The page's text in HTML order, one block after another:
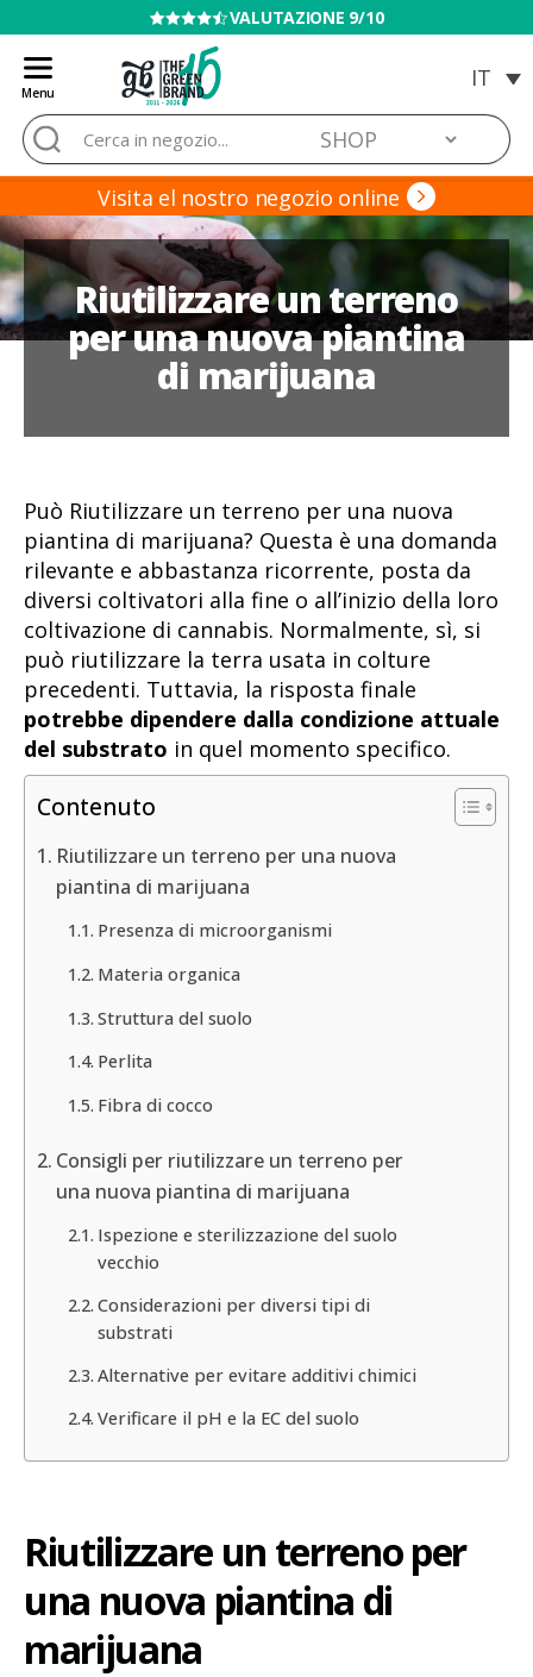
VENDITA VIETATA AI MINORI
Menu
Blog
de
Grow
Barato
Cerca:
Visita el nostro negozio online
Riutilizzare un terreno
per una nuova piantina
di marijuana
Può Riutilizzare un terreno per una nuova
piantina di marijuana? Questa è una domanda
rilevante e abbastanza ricorrente, posta da
diversi coltivatori alla fine o all’inizio della loro
coltivazione di cannabis. Normalmente, sì, si
può riutilizzare la terra usata in colture
precedenti. Tuttavia, la risposta finale
potrebbe dipendere dalla condizione attuale
del substrato in quel momento specifico.
Contenuto
Riutilizzare un terreno per una nuova
piantina di marijuana
Presenza di microorganismi
Materia organica
Struttura del suolo
Perlita
Fibra di cocco
Consigli per riutilizzare un terreno per
una nuova piantina di marijuana
Ispezione e sterilizzazione del suolo
vecchio
Considerazioni per diversi tipi di
substrati
Alternative per evitare additivi chimici
Verificare il pH e la EC del suolo
Riutilizzare un terreno per
una nuova piantina di
marijuana